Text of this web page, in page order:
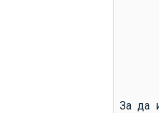
За да